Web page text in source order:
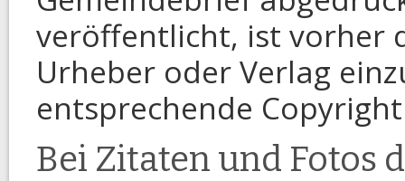
veröffentlicht, ist vorher
Urheber oder Verlag
entsprechende
Bei Zitaten und Fotos